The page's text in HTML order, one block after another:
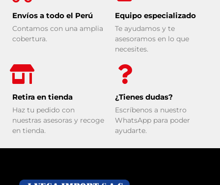
Envíos a todo el Perú
Contamos con una amplia
cobertura.
Equipo especializado
Te ayudamos y te
asesoramos en lo que
necesites.
Retira en tienda
Haz tu pedido con
nuestras asesoras y recoge
en tienda.
¿Tienes dudas?
Escríbenos a nuestro
WhatsApp para poder
ayudarte.